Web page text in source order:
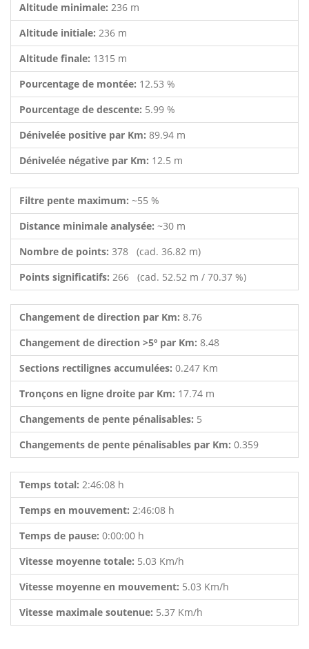
Altitude minimale: 236 m
Altitude initiale: 236 m
Altitude finale: 1315 m
Pourcentage de montée: 12.53 %
Pourcentage de descente: 5.99 %
Dénivelée positive par Km: 89.94 m
Dénivelée négative par Km: 12.5 m
Filtre pente maximum: ~55 %
Distance minimale analysée: ~30 m
Nombre de points: 378 (cad. 36.82 m)
Points significatifs: 266 (cad. 52.52 m / 70.37 %)
Changement de direction par Km: 8.76
Changement de direction >5º par Km: 8.48
Sections rectilignes accumulées: 0.247 Km
Tronçons en ligne droite par Km: 17.74 m
Changements de pente pénalisables: 5
Changements de pente pénalisables par Km: 0.359
Temps total: 2:46:08 h
Temps en mouvement: 2:46:08 h
Temps de pause: 0:00:00 h
Vitesse moyenne totale: 5.03 Km/h
Vitesse moyenne en mouvement: 5.03 Km/h
Vitesse maximale soutenue: 5.37 Km/h